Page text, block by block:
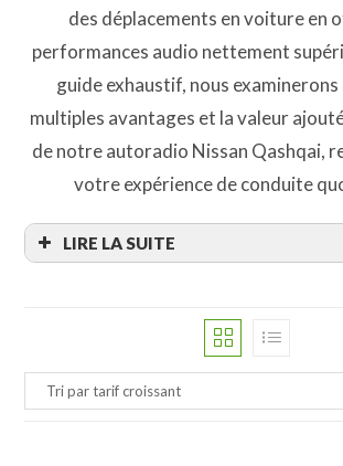
des déplacements en voiture en
performances audio nettement
guide exhaustif, nous examinerons
multiples avantages et la valeur
de notre autoradio Nissan Qashqai,
votre expérience de conduite
LIRE LA SUITE